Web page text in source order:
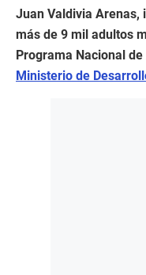
Juan Valdivia Arenas,
más de 9 mil adultos
Programa Nacional
Ministerio de